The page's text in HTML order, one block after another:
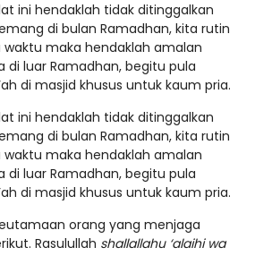
ini hendaklah tidak ditinggalkan
di bulan Ramadhan, kita rutin
maka hendaklah amalan
luar Ramadhan, begitu pula
di masjid khusus untuk kaum pria.
ini hendaklah tidak ditinggalkan
di bulan Ramadhan, kita rutin
maka hendaklah amalan
luar Ramadhan, begitu pula
di masjid khusus untuk kaum pria.
orang yang menjaga
Rasulullah shallallahu ‘alaihi wa